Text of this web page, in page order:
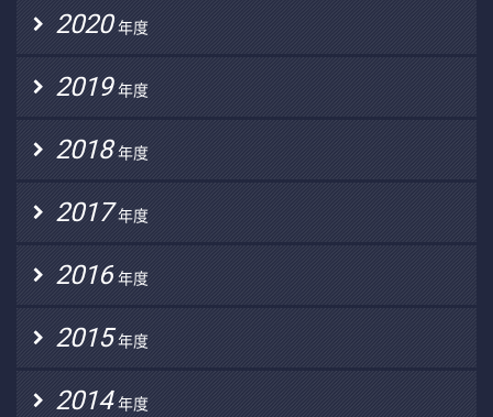
2020 年度
2019 年度
2018 年度
2017 年度
2016 年度
2015 年度
2014 年度